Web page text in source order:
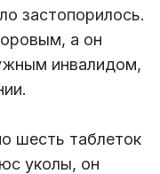
застопорилось.
а он
инвалидом,
шесть таблеток
уколы, он